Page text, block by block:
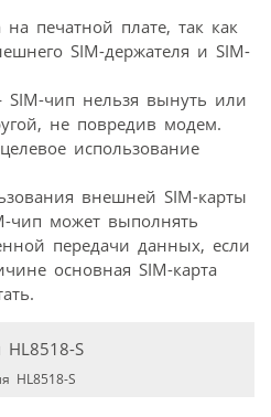
печатной плате, так как
SIM-держателя и SIM-
SIM-чип нельзя вынуть или
не повредив модем.
использование
внешней SIM-карты
чип может выполнять
передачи данных, если
основная SIM-карта
HL8518-S